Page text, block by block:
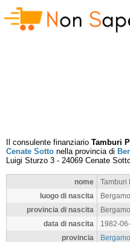
Il consulente finanziario Tamburi
Cenate Sotto nella provincia di
Luigi Sturzo 3 - 24069 Cenate
nome
Tamburi
luogo di nascita
Bergamo
provincia di nascita
Bergamo
data di nascita
1982-
provincia
Bergamo